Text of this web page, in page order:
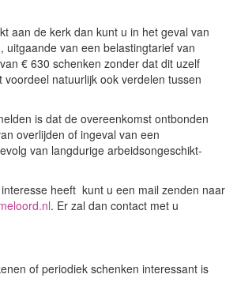
aan de kerk dan kunt u in het geval van
uitgaande van een belastingtarief van
€ 630 schenken zonder dat dit uzelf
voordeel natuurlijk ook verdelen tussen
is dat de overeenkomst ontbonden
overlijden of ingeval van een
van langdurige arbeidsongeschikt-
heeft kunt u een mail zenden naar
. Er zal dan contact met u
of periodiek schenken interessant is